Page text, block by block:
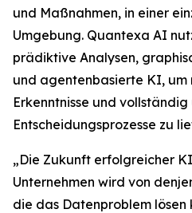
und Maßnahmen, in einer
Umgebung. Quantexa AI
prädiktive Analysen,
und agentenbasierte KI, um
Erkenntnisse und
Entscheidungsprozesse zu
„Die Zukunft erfolgreicher
Unternehmen wird von
die das Datenproblem lösen